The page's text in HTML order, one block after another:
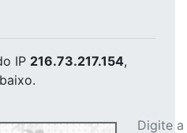
IP 216.73.217.154,
Digite